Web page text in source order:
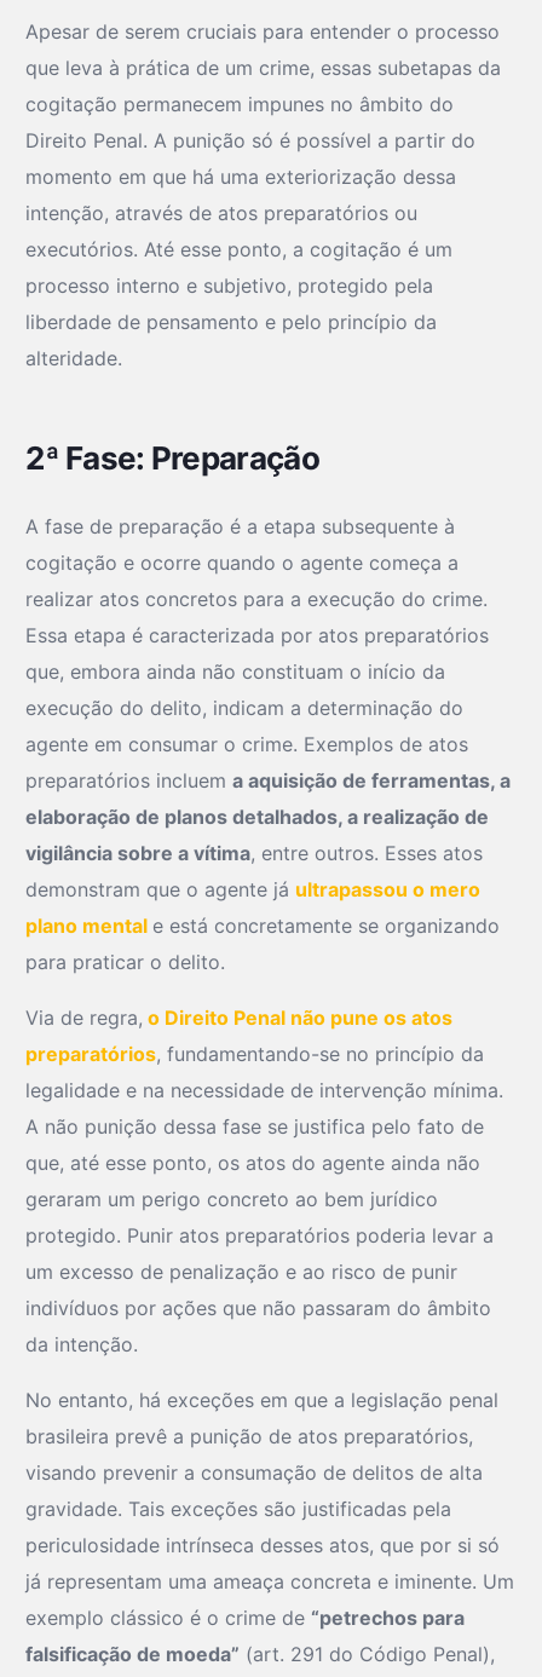
Apesar de serem cruciais para entender o processo
que leva à prática de um crime, essas subetapas da
cogitação permanecem impunes no âmbito do
Direito Penal. A punição só é possível a partir do
momento em que há uma exteriorização dessa
intenção, através de atos preparatórios ou
executórios. Até esse ponto, a cogitação é um
processo interno e subjetivo, protegido pela
liberdade de pensamento e pelo princípio da
alteridade.
2ª Fase: Preparação
A fase de preparação é a etapa subsequente à
cogitação e ocorre quando o agente começa a
realizar atos concretos para a execução do crime.
Essa etapa é caracterizada por atos preparatórios
que, embora ainda não constituam o início da
execução do delito, indicam a determinação do
agente em consumar o crime. Exemplos de atos
preparatórios incluema aquisição de ferramentas, a
elaboração de planos detalhados, a realização de
vigilância sobre a vítima, entre outros. Esses atos
demonstram que o agente já ultrapassou o mero
plano mental e está concretamente se organizando
para praticar o delito.
Via de regra, o Direito Penal não pune os atos
preparatórios, fundamentando-se no princípio da
legalidade e na necessidade de intervenção mínima.
A não punição dessa fase se justifica pelo fato de
que, até esse ponto, os atos do agente ainda não
geraram um perigo concreto ao bem jurídico
protegido. Punir atos preparatórios poderia levar a
um excesso de penalização e ao risco de punir
indivíduos por ações que não passaram do âmbito
da intenção.
No entanto, há exceções em que a legislação penal
brasileira prevê a punição de atos preparatórios,
visando prevenir a consumação de delitos de alta
gravidade. Tais exceções são justificadas pela
periculosidade intrínseca desses atos, que por si só
já representam uma ameaça concreta e iminente. Um
exemplo clássico é o crime de “petrechos para
falsificação de moeda” (art. 291 do Código Penal),